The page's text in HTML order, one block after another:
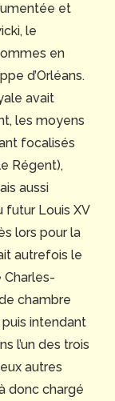
et
le
en
d’Orléans.
avait
les moyens
focalisés
Régent),
aussi
futur Louis XV
lors pour la
autrefois le
Charles-
chambre
intendant
l’un des trois
autres
donc chargé